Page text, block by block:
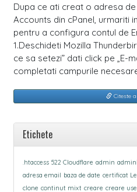
Dupa ce ati creat o adresa de
Accounts din cPanel, urmariti
pentru a configura contul de
1.Deschideti Mozilla
ce sa setezi” dati click pe „E-
completati campurile
Citeste
Etichete
.htaccess 522 Cloudflare admin
adresa email baza de date certificat
clone continut mixt creare creare